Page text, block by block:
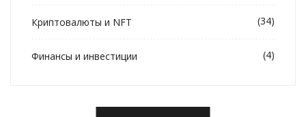
Криптовалюты и NFT (34)
Финансы и инвестиции (4)